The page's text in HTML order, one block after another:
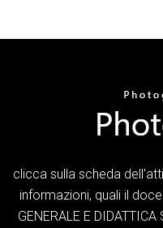
clicca sulla scheda
informazioni, quali il
GENERALE E